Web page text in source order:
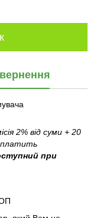
2% від суми + 20
платить
при